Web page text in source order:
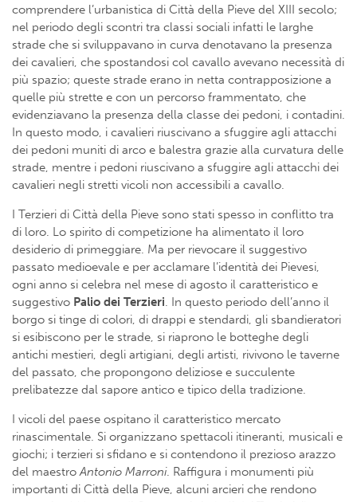
comprendere l’urbanistica di Città della Pieve del XIII secolo;
nel periodo degli scontri tra classi sociali infatti le larghe
strade che si sviluppavano in curva denotavano la presenza
dei cavalieri, che spostandosi col cavallo avevano necessità di
più spazio; queste strade erano in netta contrapposizione a
quelle più strette e con un percorso frammentato, che
evidenziavano la presenza della classe dei pedoni, i contadini.
In questo modo, i cavalieri riuscivano a sfuggire agli attacchi
dei pedoni muniti di arco e balestra grazie alla curvatura delle
strade, mentre i pedoni riuscivano a sfuggire agli attacchi dei
cavalieri negli stretti vicoli non accessibili a cavallo.
I Terzieri di Città della Pieve sono stati spesso in conflitto tra
di loro. Lo spirito di competizione ha alimentato il loro
desiderio di primeggiare. Ma per rievocare il suggestivo
passato medioevale e per acclamare l’identità dei Pievesi,
ogni anno si celebra nel mese di agosto il caratteristico e
suggestivo Palio dei Terzieri . In questo periodo dell’anno il
borgo si tinge di colori, di drappi e stendardi, gli sbandieratori
si esibiscono per le strade, si riaprono le botteghe degli
antichi mestieri, degli artigiani, degli artisti, rivivono le taverne
del passato, che propongono deliziose e succulente
prelibatezze dal sapore antico e tipico della tradizione.
I vicoli del paese ospitano il caratteristico mercato
rinascimentale. Si organizzano spettacoli itineranti, musicali e
giochi; i terzieri si sfidano e si contendono il prezioso arazzo
del maestro Antonio Marroni. Raffigura i monumenti più
importanti di Città della Pieve, alcuni arcieri che rendono